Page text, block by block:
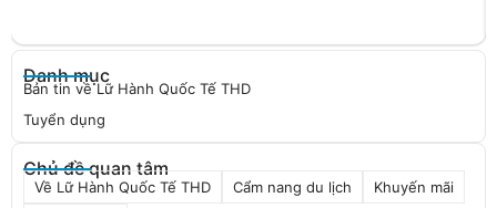
Sao Hạ
Long
Danh mục
Bản tin về Lữ Hành Quốc Tế THD
Tuyển dụng
Chủ đề quan tâm
Về Lữ Hành Quốc Tế THD Cẩm nang du lịch Khuyến mãi